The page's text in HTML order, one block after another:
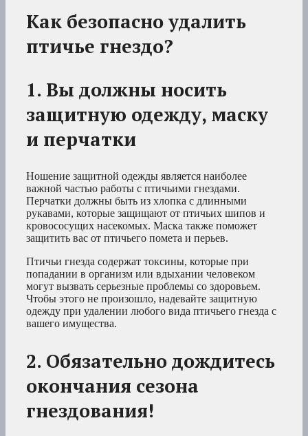
Как безопасно удалить
птичье гнездо?
1. Вы должны носить
защитную одежду, маску
и перчатки
Ношение защитной одежды является наиболее
важной частью работы с птичьими гнездами.
Перчатки должны быть из хлопка с длинными
рукавами, которые защищают от птичьих шипов и
кровососущих насекомых. Маска также поможет
защитить вас от птичьего помета и перьев.
Птичьи гнезда содержат токсины, которые при
попадании в организм или вдыхании человеком
могут вызвать серьезные проблемы со здоровьем.
Чтобы этого не произошло, надевайте защитную
одежду при удалении любого вида птичьего гнезда с
вашего имущества.
2. Обязательно дождитесь
окончания сезона
гнездования!